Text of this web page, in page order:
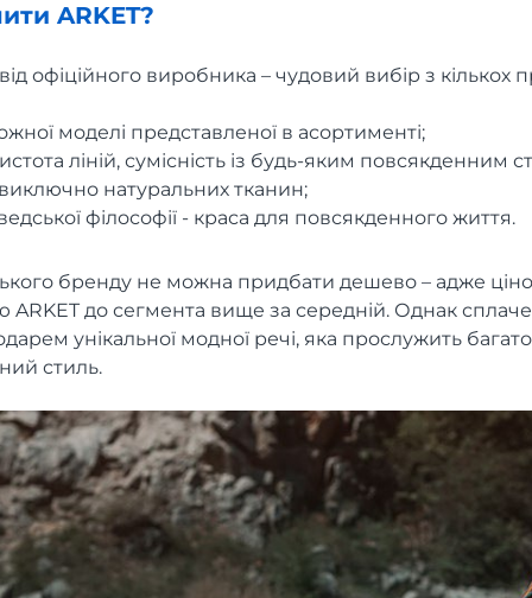
ARKET?
офіційного виробника – чудовий вибір з кількох
моделі представленої в асортименті;
ліній, сумісність із будь-яким повсякденним
натуральних тканин;
філософії - краса для повсякденного життя.
бренду не можна придбати дешево – адже
ARKET до сегмента вище за середній. Однак
унікальної модної речі, яка прослужить
стиль.